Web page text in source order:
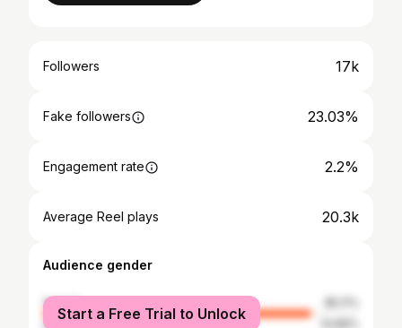
Followers 17k
Fake followers 23.03%
Engagement rate 2.2%
Average Reel plays 20.3k
Audience gender
female
male
Start a Free Trial to Unlock